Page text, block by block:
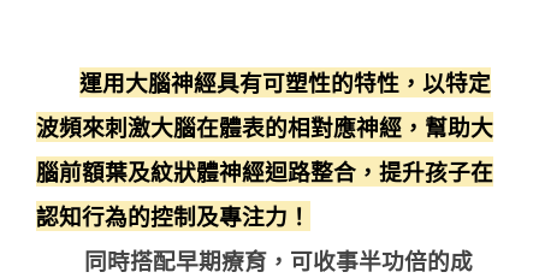
運用大腦神經具有可塑性的特性，以特定
波頻來刺激大腦在體表的相對應神經，幫助大
腦前額葉及紋狀體神經迴路整合，提升孩子在
認知行為的控制及專注力！
同時搭配早期療育，可收事半功倍的成